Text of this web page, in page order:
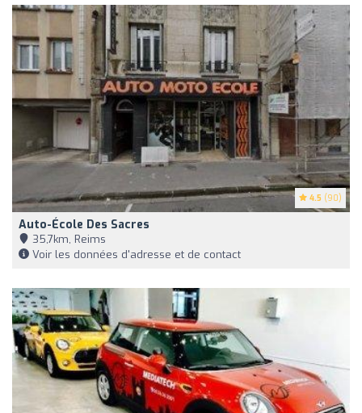
4.5 (90)
Auto-École Des Sacres
35,7km, Reims
Voir les données d'adresse et de contact